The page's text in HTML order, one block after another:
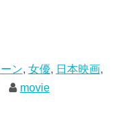
ン, 女優, 日本映画,
movie